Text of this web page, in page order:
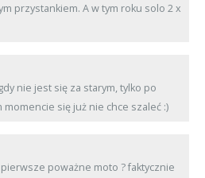
przystankiem. A w tym roku solo 2 x
nie jest się za starym, tylko po
się już nie chce szaleć :)
poważne moto ? faktycznie